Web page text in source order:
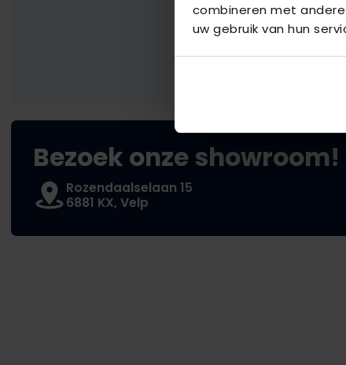
combineren met
uw gebruik van hun
Bezoek onze showroom!
Rozendaalselaan 15
6881 KX, Velp